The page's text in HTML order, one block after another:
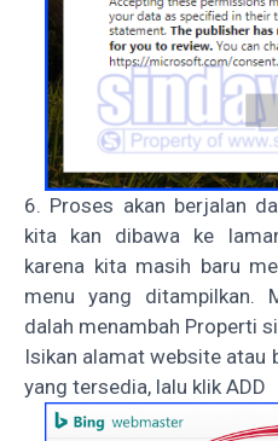
6. Proses akan berjalan
kita kan dibawa ke
karena kita masih baru
menu yang ditampilkan.
dalah menambah Properti
Isikan alamat website atau
yang tersedia, lalu klik ADD